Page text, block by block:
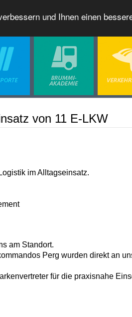
und Ihnen einen
von 11 E-LKW
im Alltagseinsatz.
am Standort.
Perg wurden direkt an
für die praxisnahe